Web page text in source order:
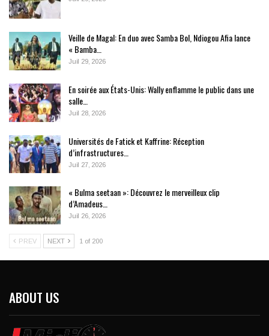
Veille de Magal: En duo avec Samba Bol, Ndiogou Afia lance
« Bamba…
Juil 29, 2026
En soirée aux États-Unis: Wally enflamme le public dans une
salle…
Juil 28, 2026
Universités de Fatick et Kaffrine: Réception
d’infrastructures…
Juil 27, 2026
« Bulma seetaan »: Découvrez le merveilleux clip
d’Amadeus…
Juil 26, 2026
PREV NEXT 1 of 200
ABOUT US